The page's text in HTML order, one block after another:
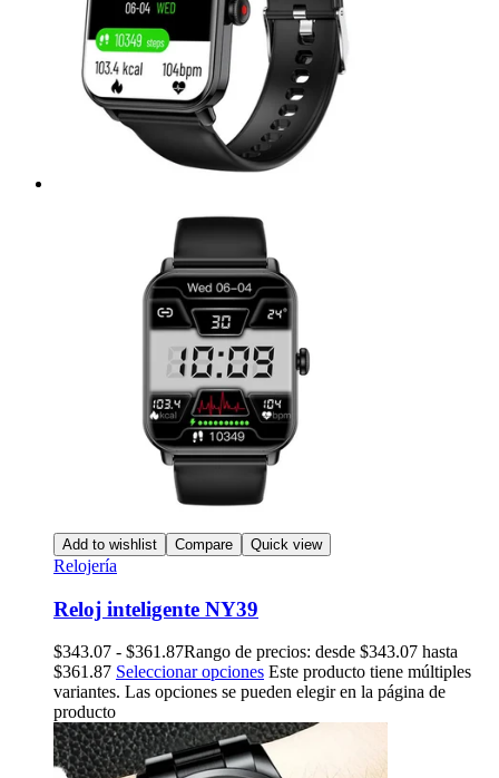
Add to wishlist Compare Quick view
Relojería
Reloj inteligente NY39
$343.07 - $361.87Rango de precios: desde $343.07 hasta
$361.87 Seleccionar opciones Este producto tiene múltiples
variantes. Las opciones se pueden elegir en la página de
producto